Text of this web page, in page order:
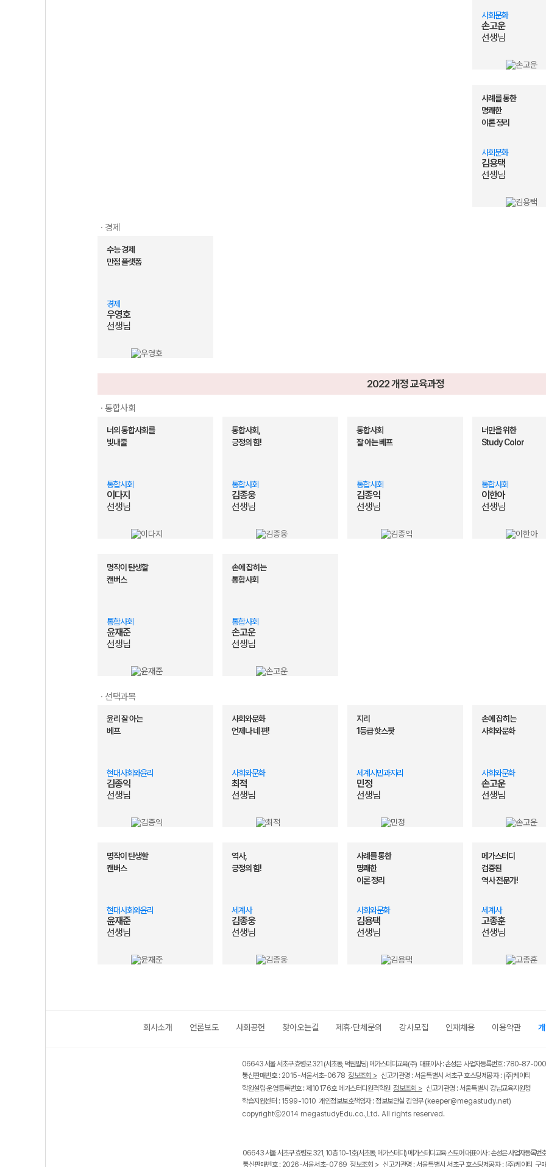
사회문화
손고운
선생님
사례를 통한
명쾌한
이론 정리
사회문화
김용택
선생님
· 경제
수능 경제
만점 플랫폼
경제
우영호
선생님
2022 개정 교육과정
· 통합사회
너의 통합사회를
빛내줄
통합사회
이다지
선생님
통합사회,
긍정의 힘!
통합사회
김종웅
선생님
통합사회
잘 아는 베프
통합사회
김종익
선생님
너만을 위한
Study Color
통합사회
이한아
선생님
명작이 탄생할
캔버스
통합사회
윤재준
선생님
손에 잡히는
통합사회
통합사회
손고운
선생님
· 선택과목
윤리 잘 아는
베프
현대사회와윤리
김종익
선생님
사회와문화
언제나 네 편!
사회와문화
최적
선생님
지리
1등급 핫스팟
세계시민과지리
민정
선생님
손에 잡히는
사회와문화
사회와문화
손고운
선생님
명작이 탄생할
캔버스
현대사회와윤리
윤재준
선생님
역사,
긍정의 힘!
세계사
김종웅
선생님
사례를 통한
명쾌한
이론 정리
사회와문화
김용택
선생님
메가스터디
검증된
역사 전문가!
세계사
고종훈
선생님
회사소개 언론보도 사회공헌 찾아오는길 제휴·단체문의 강사모집 인재채용 이용약관
06643 서울 서초구 효령로 321 (서초동, 덕원빌딩) 메가스터디교육(주) 대표이사 : 손성은 사업자등록번호 : 780-87-
통신판매번호 : 2015-서울서초-0678 정보조회 > 신고기관명 : 서울특별시 서초구 호스팅제공자 : (주)케이티
학원설립·운영등록번호 : 제10176호 메가스터디원격학원 정보조회 > 신고기관명 : 서울특별시 강남교육지원청
학습지원센터 : 1599-1010 개인정보보호책임자 : 정보보안실 김영무(keeper@megastudy.net)
copyrightⓒ2014 megastudyEdu.co.,Ltd. All rights reserved.
06643 서울 서초구 효령로 321, 10층 10-1호(서초동, 메가스터디) 메가스터디교육 스토어 대표이사 : 손성은 사업자등
통신판매번호 : 2026-서울서초-0769 정보조회 > 신고기관명 : 서울특별시 서초구 호스팅제공자 : (주)케이티 구